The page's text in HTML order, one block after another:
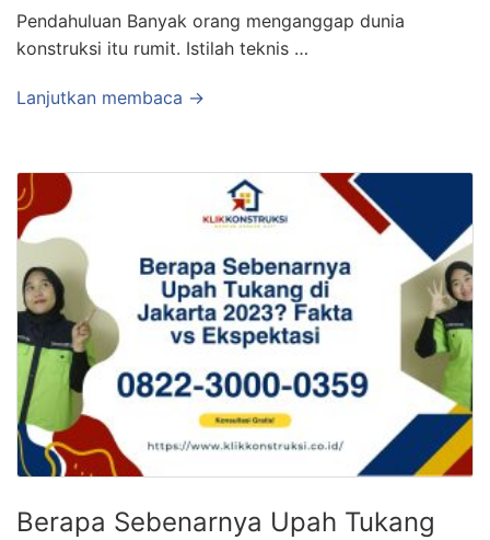
Pendahuluan Banyak orang menganggap dunia
konstruksi itu rumit. Istilah teknis …
Lanjutkan membaca →
Berapa Sebenarnya Upah Tukang